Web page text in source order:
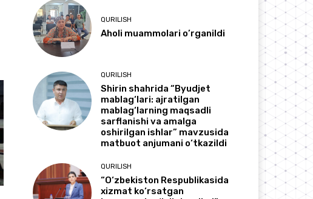
QURILISH
Aholi muammolari o’rganildi
QURILISH
Shirin shahrida “Byudjet
mablag‘lari: ajratilgan
mablag‘larning maqsadli
sarflanishi va amalga
oshirilgan ishlar” mavzusida
matbuot anjumani o‘tkazildi
QURILISH
“O‘zbekiston Respublikasida
xizmat ko‘rsatgan